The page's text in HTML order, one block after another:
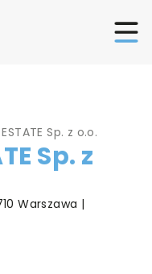
ESTATE Sp. z o.o.
Sp. z
Warszawa |